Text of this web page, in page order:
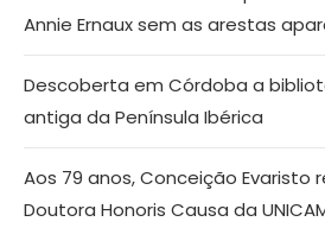
Annie Ernaux sem as arestas
Descoberta em Córdoba a
antiga da Península Ibérica
Aos 79 anos, Conceição Evaristo
Doutora Honoris Causa da